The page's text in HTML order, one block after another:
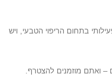
בתחום הריפוי הטבעי, ויש
– ואתם מוזמנים להצטרף.